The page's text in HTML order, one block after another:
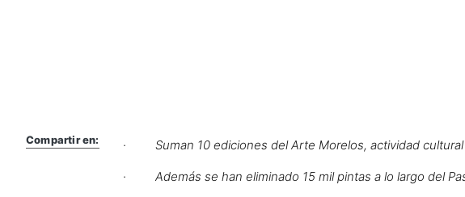
Compartir en: · Suman 10 ediciones del Arte Morelos, actividad
· Además se han eliminado 15 mil pintas a lo largo del